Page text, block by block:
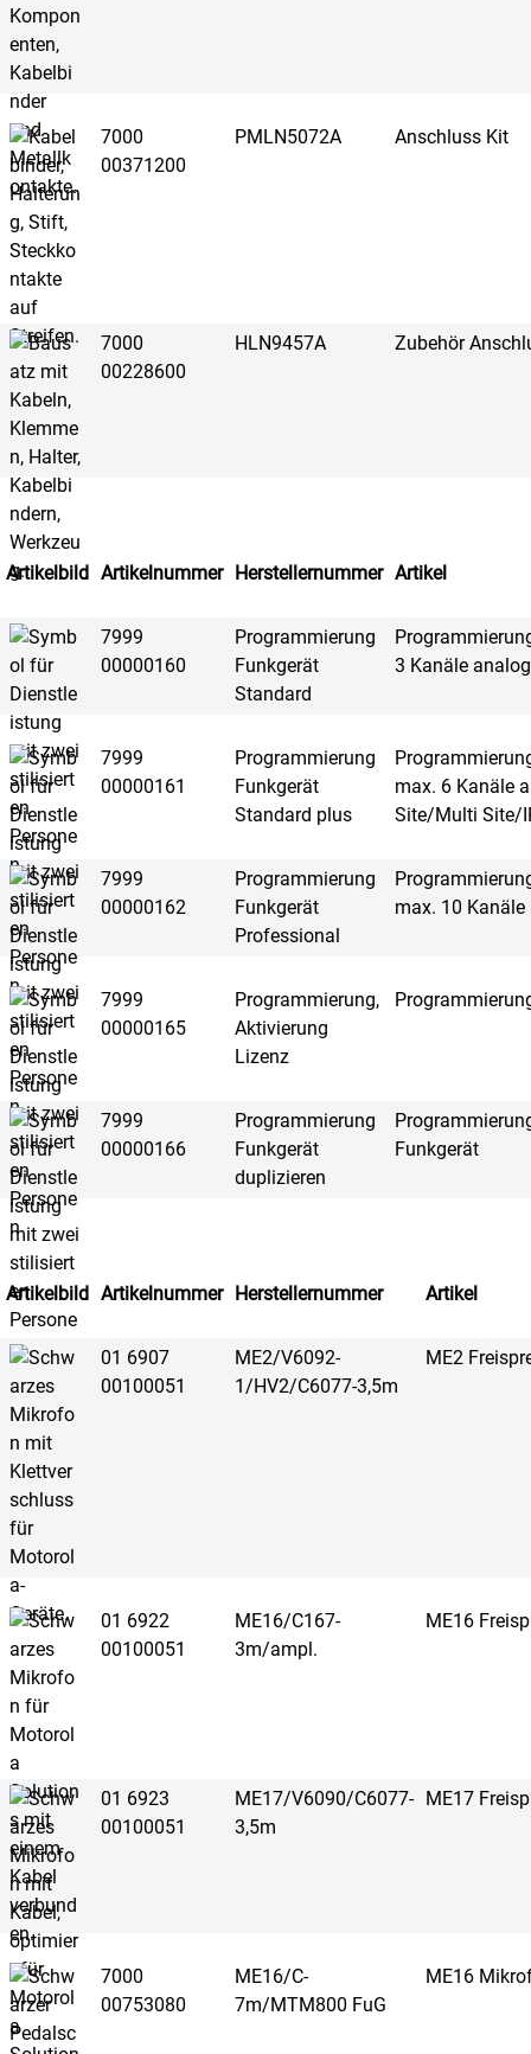
7000
00371200
PMLN5072A Anschluss Kit
7000
00228600
HLN9457A Zubehör
Artikelbild Artikelnummer Herstellernummer Artikel
7999
00000160
Programmierung
Funkgerät
Standard
3 Kanäle
7999
00000161
Programmierung
Funkgerät
Standard plus
max. 6 Kanäle
Site/Multi Site/
7999
00000162
Programmierung
Funkgerät
Professional
max. 10
7999
00000165
Programmierung,
Aktivierung
Lizenz
7999
00000166
Programmierung
Funkgerät
duplizieren
Funkgerät
Artikelbild Artikelnummer Herstellernummer Artikel
01 6907
00100051
ME2/V6092-
1/HV2/C6077-3,5m
ME2
01 6922
00100051
ME16/C167-
3m/ampl.
ME16
01 6923
00100051
ME17/V6090/C6077-
3,5m
ME17
7000
00753080
ME16/C-
7m/MTM800 FuG
ME16